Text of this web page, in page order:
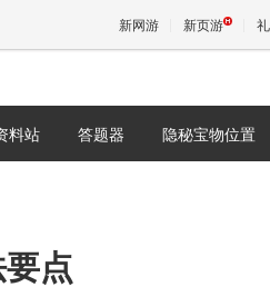
新网游 新页游
料站 答题器 隐秘宝物位置
点